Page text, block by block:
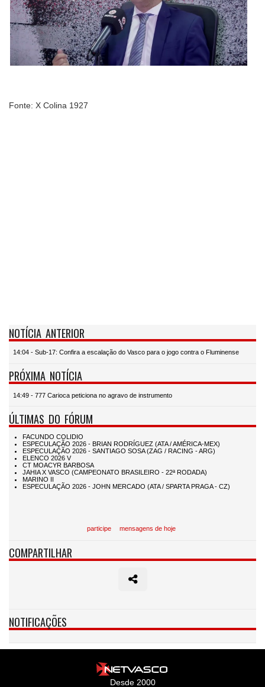
Fonte: X Colina 1927
NOTÍCIA ANTERIOR
14:04 - Sub-17: Confira a escalação do Vasco para o jogo contra o Fluminense
PRÓXIMA NOTÍCIA
14:49 - 777 Carioca peticiona no agravo de instrumento
ÚLTIMAS DO FÓRUM
participe mensagens de hoje
COMPARTILHAR
NOTIFICAÇÕES
Desde 2000